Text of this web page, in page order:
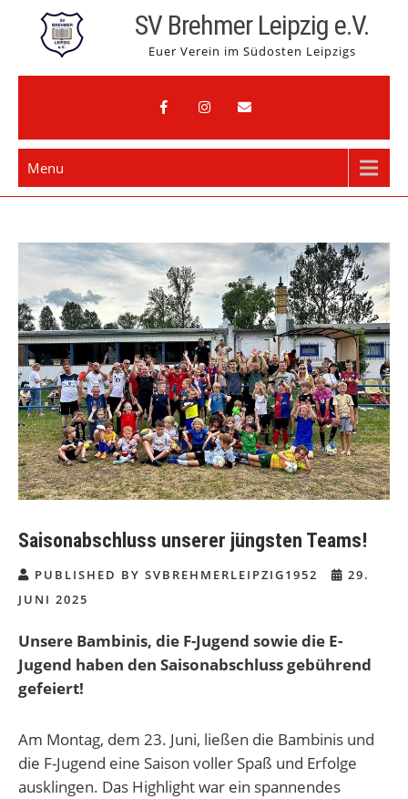
content
SV Brehmer Leipzig e.V.
Euer Verein im Südosten Leipzigs
Menu
Saisonabschluss unserer jüngsten Teams!
PUBLISHED BY SVBREHMERLEIPZIG1952
29.
JUNI 2025
Unsere Bambinis, die F-Jugend sowie die E-
Jugend haben den Saisonabschluss gebührend
gefeiert!
Am Montag, dem 23. Juni, ließen die Bambinis und
die F-Jugend eine Saison voller Spaß und Erfolge
ausklingen. Das Highlight war ein spannendes